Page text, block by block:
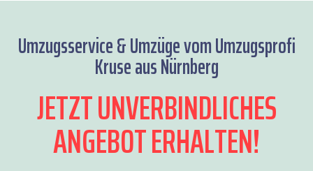
Umzugsservice & Umzüge vom Umzugsprofi
Kruse aus Nürnberg
JETZT UNVERBINDLICHES
ANGEBOT ERHALTEN!